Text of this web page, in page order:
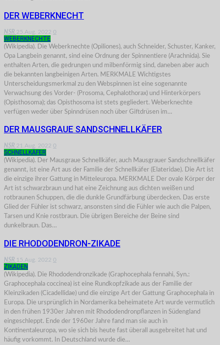
DER WEBERKNECHT
NSR 25.Aug. 2022 0
WEBERKNECHTE
(Wikipedia). Die Weberknechte (Opiliones), auch Schneider, Schuster, Kanker,
Opa Langbein genannt, sind eine Ordnung der Spinnentiere (Arachnida). Sie
enthalten Arten, die gedrungen und milbenförmig sind, daneben aber auch
die bekannten langbeinigen Arten. MERKMALE Wichtigstes
Unterscheidungsmerkmal zu den Webspinnen ist eine sogenannte
Verwachsung des Vorder- (Prosoma, Cephalothorax) und Hinterkörpers
(Opisthosoma); das Opisthosoma ist stets gegliedert. Weberknechte
verfügen weder über Spinndrüsen noch über Giftdrüsen im…
DER MAUSGRAUE SANDSCHNELLKÄFER
NSR 21.Aug. 2022 0
SCHNELLKÄFER
(Wikipedia). Der Mausgraue Schnellkäfer, auch Mausgrauer Sandschnellkäfer
genannt, ist eine Art aus der Familie der Schnellkäfer (Elateridae). Die Art ist
die einzige ihrer Gattung in Mitteleuropa. MERKMALE Der ovale Körper der
Art ist schwarzbraun und hat eine Zeichnung aus dichten weißen und
rotbraunen Schuppen, die die dunkle Grundfärbung überdecken. Das erste
Glied der Fühler ist schwarz, ansonsten sind die Fühler wie auch die Palpen,
Tarsen und Knie rostbraun. Die übrigen Bereiche der Beine sind
dunkelbraun. Das…
DIE RHODODENDRON-ZIKADE
NSR 15.Aug. 2022 0
ZIKADEN
(Wikipedia). Die Rhododendronzikade (Graphocephala fennahi, Syn.:
Graphocephala coccinea) ist eine Rundkopfzikade aus der Familie der
Kleinzikaden (Cicadellidae) und die einzige Art der Gattung Graphocephala in
Europa. Die ursprünglich in Nordamerika beheimatete Art wurde vermutlich
in den frühen 1930er Jahren mit Rhododendronpflanzen in Südengland
eingeschleppt. Ende der 1960er Jahre fand man sie auch in
Kontinentaleuropa, wo sie sich bis heute fast überall ausgebreitet hat und
häufig vorkommt. In Deutschland wurde die…